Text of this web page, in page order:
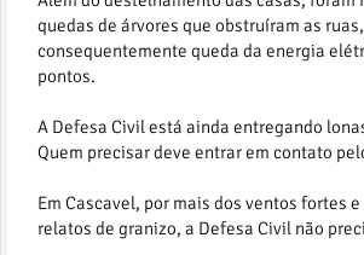
quedas de árvores que obstruíram as
consequentemente queda da energia
pontos.
A Defesa Civil está ainda entregando
Quem precisar deve entrar em contato
Em Cascavel, por mais dos ventos fortes
relatos de granizo, a Defesa Civil não